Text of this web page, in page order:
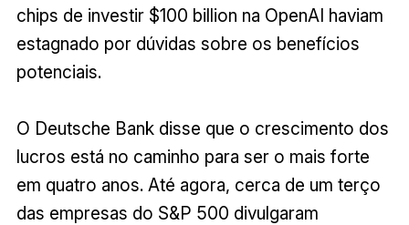
chips de investir $100 billion na OpenAI haviam
estagnado por dúvidas sobre os benefícios
potenciais.
O Deutsche Bank disse que o crescimento dos
lucros está no caminho para ser o mais forte
em quatro anos. Até agora, cerca de um terço
das empresas do S&P 500 divulgaram